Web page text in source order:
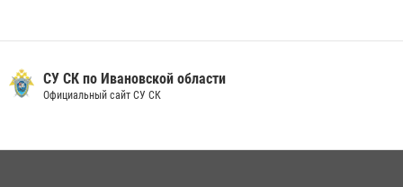
более 250 единиц оружия
08 июля 2026, 09:39
схожий с гранатой
СУ СК по Ивановской области
Официальный сайт СУ СК